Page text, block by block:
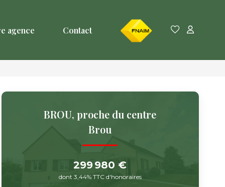
agence Contact
BROU, proche du centre
Brou
299 980 €
dont 3,44% TTC d'honoraires